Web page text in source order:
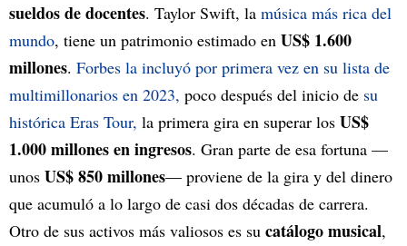
sueldos de docentes. Taylor Swift, la música más rica del
mundo, tiene un patrimonio estimado en US$ 1.600
millones. Forbes la incluyó por primera vez en su lista de
multimillonarios en 2023, poco después del inicio de su
histórica Eras Tour, la primera gira en superar los US$
1.000 millones en ingresos. Gran parte de esa fortuna —
unos US$ 850 millones— proviene de la gira y del dinero
que acumuló a lo largo de casi dos décadas de carrera.
Otro de sus activos más valiosos es su catálogo musical,